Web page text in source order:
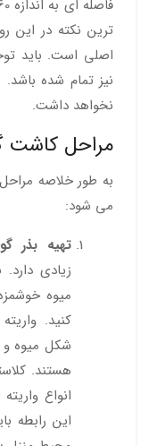
ترین نکته در این
اصلی است. باید
نیز تمام شده
نخواهد داشت.
مراحل کاشت
به طور خلاصه
می شود:
تهیه بذر
زیادی
میوه
کنید.
شکل میوه و
هستند.
انواع
این رابطه